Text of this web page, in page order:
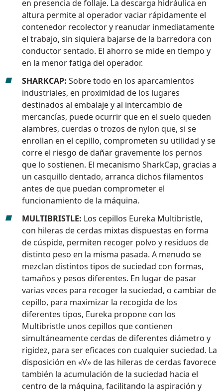
en presencia de follaje. La descarga hidráulica en
altura permite al operador vaciar rápidamente el
contenedor recolector y reanudar inmediatamente
el trabajo, sin siquiera bajarse de la barredora con
conductor sentado. El ahorro se mide en tiempo y
en la menor fatiga del operador.
SHARKCAP: Sobre todo en los aparcamientos
industriales, en proximidad de los lugares
destinados al embalaje y al intercambio de
mercancías, puede ocurrir que en el suelo queden
alambres, cuerdas o trozos de nylon que, si se
enrollan en el cepillo, comprometen su utilidad y se
corre el riesgo de dañar gravemente los pernos
que lo sostienen. El mecanismo SharkCap, gracias a
un casquillo dentado, arranca dichos filamentos
antes de que puedan comprometer el
funcionamiento de la máquina.
MULTIBRISTLE: Los cepillos Eureka Multibristle,
con hileras de cerdas mixtas dispuestas en forma
de cúspide, permiten recoger polvo y residuos de
distinto peso en la misma pasada. A menudo se
mezclan distintos tipos de suciedad con formas,
tamaños y pesos diferentes. En lugar de pasar
varias veces para recoger la suciedad, o cambiar de
cepillo, para maximizar la recogida de los
diferentes tipos, Eureka propone con los
Multibristle unos cepillos que contienen
simultáneamente cerdas de diferentes diámetro y
rigidez, para ser eficaces con cualquier suciedad. La
disposición en «V» de las hileras de cerdas favorece
también la acumulación de la suciedad hacia el
centro de la máquina, facilitando la aspiración y